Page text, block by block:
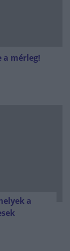
a mérleg!
a